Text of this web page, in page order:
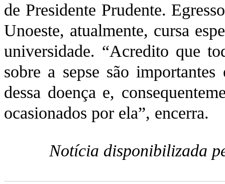
de Presidente Prudente.
Unoeste, atualmente, cursa
universidade. “Acredito que
sobre a sepse são
dessa doença e,
ocasionados por ela”, encerra.
Notícia disponibilizada